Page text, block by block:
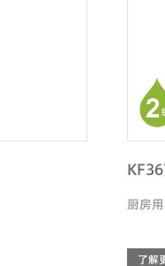
厨房
了解